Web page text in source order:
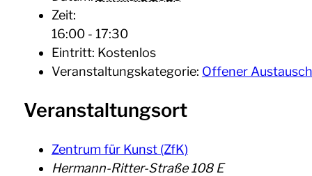
Zeit:
16:00 - 17:30
Eintritt: Kostenlos
Veranstaltungskategorie: Offener Austausch
Veranstaltungsort
Zentrum für Kunst (ZfK)
Hermann-Ritter-Straße 108 E